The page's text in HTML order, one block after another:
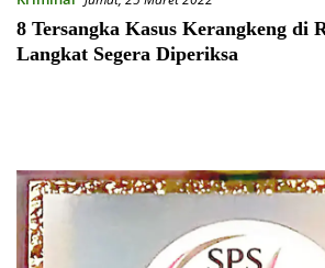
8 Tersangka Kasus Kerangkeng di
Langkat Segera Diperiksa